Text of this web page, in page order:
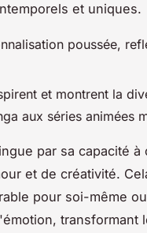
et uniques.
poussée,
et montrent la
aux séries animées
par sa capacité à
et de créativité.
pour soi-même
transformant